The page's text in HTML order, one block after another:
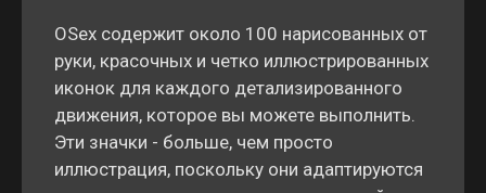
OSex содержит около 100 нарисованных от
руки, красочных и четко иллюстрированных
иконок для каждого детализированного
движения, которое вы можете выполнить.
Эти значки - больше, чем просто
иллюстрация, поскольку они адаптируются